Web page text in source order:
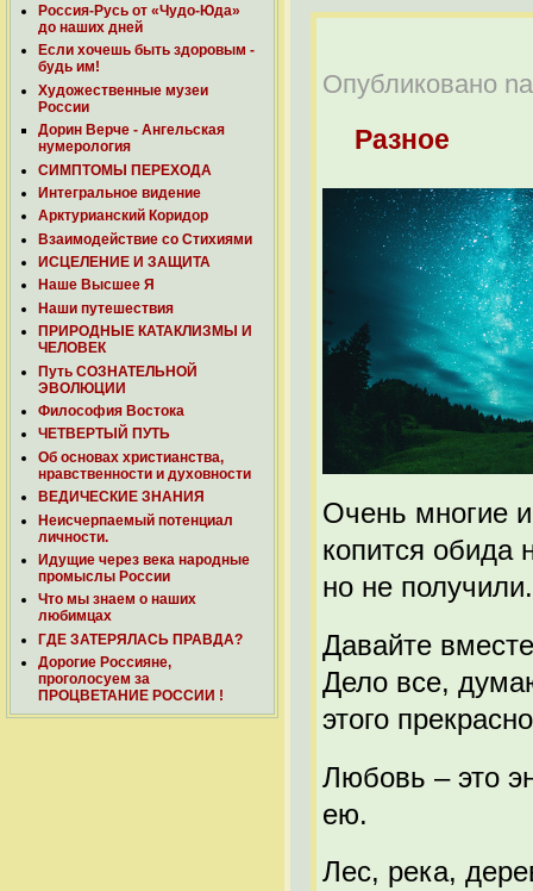
Россия-Русь от «Чудо-Юда»
до наших дней
Если хочешь быть здоровым -
будь им!
Художественные музеи
России
Дорин Верче - Ангельская
нумерология
СИМПТОМЫ ПЕРЕХОДА
Интегральное видение
Арктурианский Коридор
Взаимодействие со Стихиями
ИСЦЕЛЕНИЕ И ЗАЩИТА
Наше Высшее Я
Наши путешествия
ПРИРОДНЫЕ КАТАКЛИЗМЫ И
ЧЕЛОВЕК
Путь СОЗНАТЕЛЬНОЙ
ЭВОЛЮЦИИ
Философия Востока
ЧЕТВЕРТЫЙ ПУТЬ
Об основах христианства,
нравственности и духовности
ВЕДИЧЕСКИЕ ЗНАНИЯ
Неисчерпаемый потенциал
личности.
Идущие через века народные
промыслы России
Что мы знаем о наших
любимцах
ГДЕ ЗАТЕРЯЛАСЬ ПРАВДА?
Дорогие Россияне,
проголосуем за
ПРОЦВЕТАНИЕ РОССИИ !
Опубликовано
Разное
Очень многие
копится обида
но не получили.
Давайте
Дело все,
этого
Любовь – это
ею.
Лес, река,